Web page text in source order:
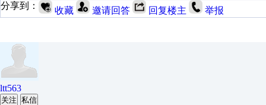
分享到： 收藏 邀请回答 回复楼主 举报
ltt563
关注 私信